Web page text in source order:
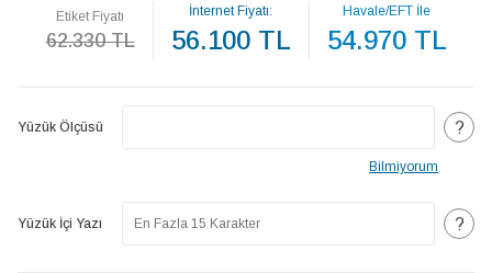
Etiket Fiyatı
62.330 TL
İnternet Fiyatı:
56.100 TL
Havale/EFT İle
54.970 TL
Yüzük Ölçüsü ?
Bilmiyorum
Yüzük İçi Yazı ?